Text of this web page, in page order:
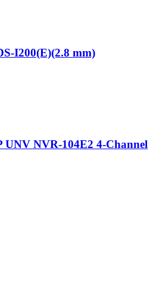
I200(E)(2.8 mm)
UNV NVR-104E2 4-Channel